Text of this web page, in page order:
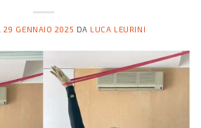
29 GENNAIO 2025 DA LUCA LEURINI